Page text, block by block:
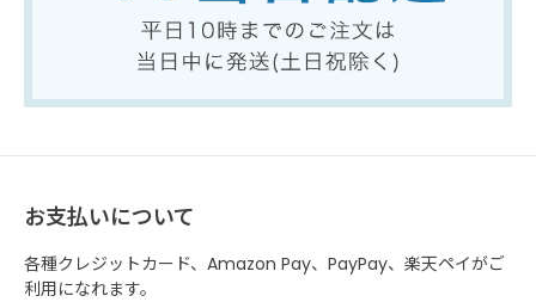
お支払いについて
各種クレジットカード、Amazon Pay、PayPay、楽天ペイがご
利用になれます。